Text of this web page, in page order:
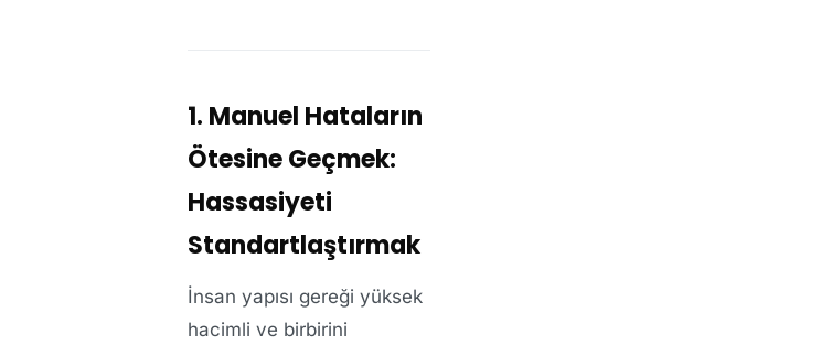
1. Manuel Hataların
Ötesine Geçmek:
Hassasiyeti
Standartlaştırmak
İnsan yapısı gereği yüksek
hacimli ve birbirini